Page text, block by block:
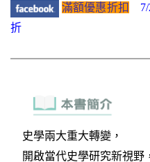
滿額優惠折扣
折